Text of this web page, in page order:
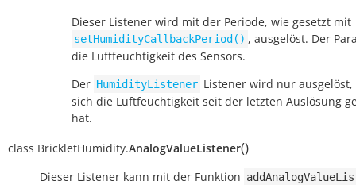
Dieser Listener wird mit der Periode, wie gesetzt mit
setHumidityCallbackPeriod() , ausgelöst. Der
die Luftfeuchtigkeit des Sensors.
Der HumidityListener Listener wird nur ausgelöst,
sich die Luftfeuchtigkeit seit der letzten Auslösung
hat.
class BrickletHumidity.AnalogValueListener()
Dieser Listener kann mit der Funktion